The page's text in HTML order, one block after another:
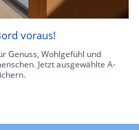
voraus!
Genuss, Wohlgefühl und
Jetzt ausgewählte A-